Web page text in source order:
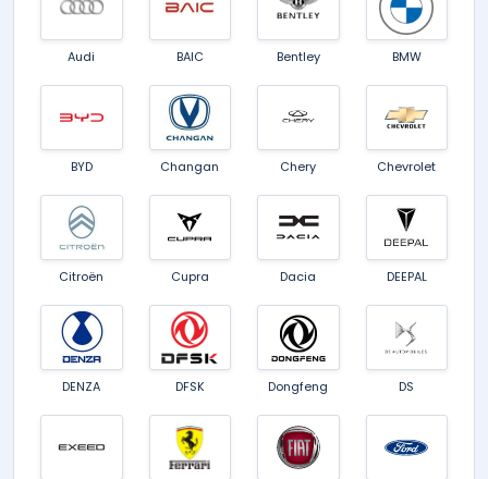
Audi BAIC Bentley BMW
BYD Changan Chery Chevrolet
Citroën Cupra Dacia DEEPAL
DENZA DFSK Dongfeng DS